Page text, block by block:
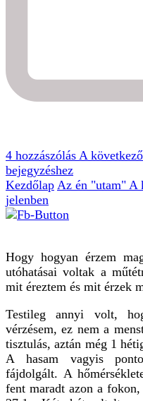
4 hozzászólás A
bejegyzéshez
Kezdőlap Az én "utam" A
jelenben
Hogy hogyan érzem
utóhatásai voltak a
mit éreztem és mit érzek
Testileg annyi volt,
vérzésem, ez nem a
tisztulás, aztán még 1
A hasam vagyis
fájdolgált. A
fent maradt azon a